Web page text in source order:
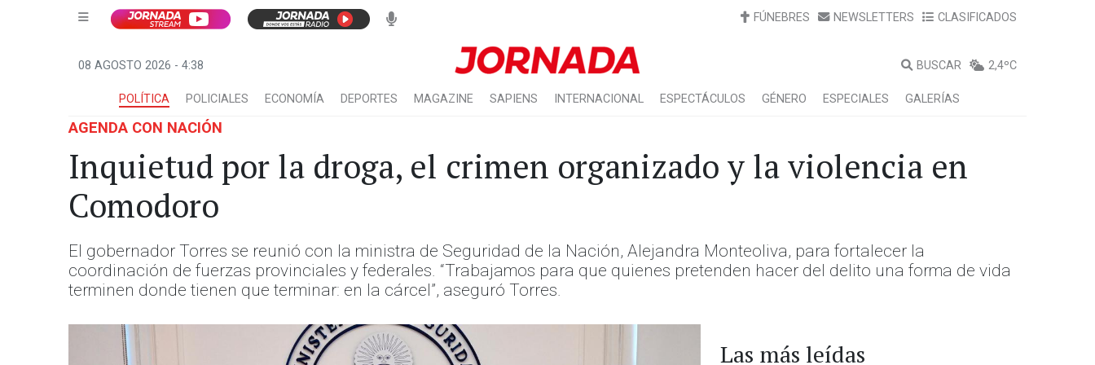
FÚNEBRES NEWSLETTERS CLASIFICADOS
08 AGOSTO 2026 - 4:38 BUSCAR 2,4ºC
POLÍTICA POLICIALES ECONOMÍA DEPORTES MAGAZINE SAPIENS INTERNACIONAL ESPECTÁCULOS GÉNERO ESPECIALES GALERÍAS
AGENDA CON NACIÓN
Inquietud por la droga, el crimen organizado y la violencia en
Comodoro
El gobernador Torres se reunió con la ministra de Seguridad de la Nación, Alejandra Monteoliva, para fortalecer la
coordinación de fuerzas provinciales y federales. “Trabajamos para que quienes pretenden hacer del delito una forma de vida
terminen donde tienen que terminar: en la cárcel”, aseguró Torres.
Las más leídas